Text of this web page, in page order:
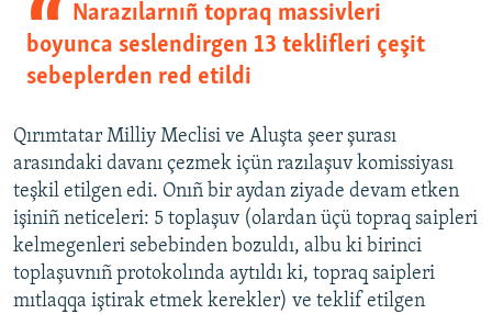
Narazılarnıñ topraq massivleri
boyunca seslendirgen 13 teklifleri çeşit
sebeplerden red etildi
Qırımtatar Milliy Meclisi ve Aluşta şeer şurası
arasındaki davanı çezmek içün razılaşuv komissiyası
teşkil etilgen edi. Onıñ bir aydan ziyade devam etken
işiniñ neticeleri: 5 toplaşuv (olardan üçü topraq saipleri
kelmegenleri sebebinden bozuldı, albu ki birinci
toplaşuvnıñ protokolında aytıldı ki, topraq saipleri
mıtlaqqa iştirak etmek kerekler) ve teklif etilgen